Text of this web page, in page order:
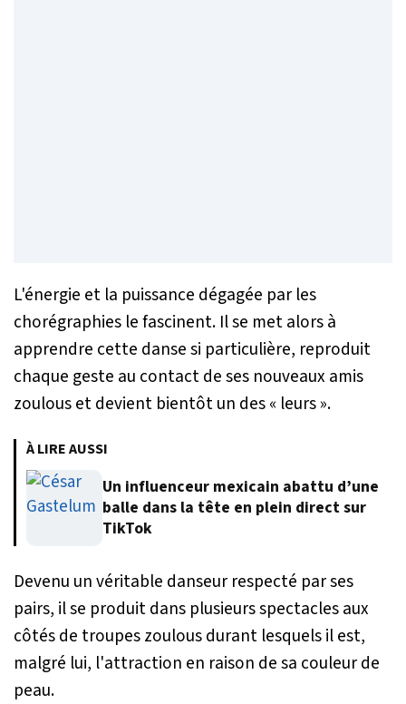
L'énergie et la puissance dégagée par les
chorégraphies le fascinent. Il se met alors à
apprendre cette danse si particulière, reproduit
chaque geste au contact de ses nouveaux amis
zoulous et devient bientôt un des « leurs ».
À LIRE AUSSI
Un influenceur mexicain abattu d’une
balle dans la tête en plein direct sur
TikTok
Devenu un véritable danseur respecté par ses
pairs, il se produit dans plusieurs spectacles aux
côtés de troupes zoulous durant lesquels il est,
malgré lui, l'attraction en raison de sa couleur de
peau.